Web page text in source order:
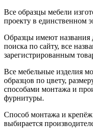
Все образцы мебели
проекту в единственном
Образцы имеют названия
поиска по сайту, все
зарегистрированным
Все мебельные изделия
образцов по цвету,
способами монтажа и
фурнитуры.
Способ монтажа и
выбирается